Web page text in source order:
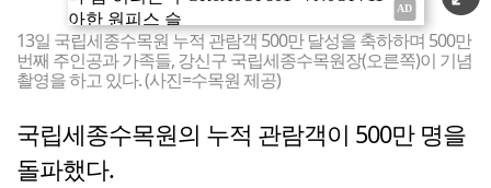
13일 국립세종수목원 누적 관람객 500만 달성을 축하하며 500만
번째 주인공과 가족들, 강신구 국립세종수목원장(오른쪽)이 기념
촬영을 하고 있다. (사진=수목원 제공)
국립세종수목원의 누적 관람객이 500만 명을
돌파했다.